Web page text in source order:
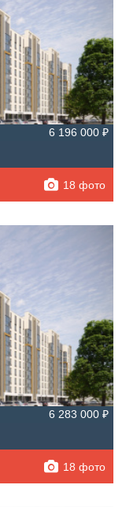
6 196 000 ₽
18 фото
6 283 000 ₽
18 фото